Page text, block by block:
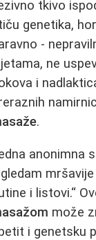
tkivo
genetika,
-
ne
i
.
anonimna
i listovi.“
može
i genetsku